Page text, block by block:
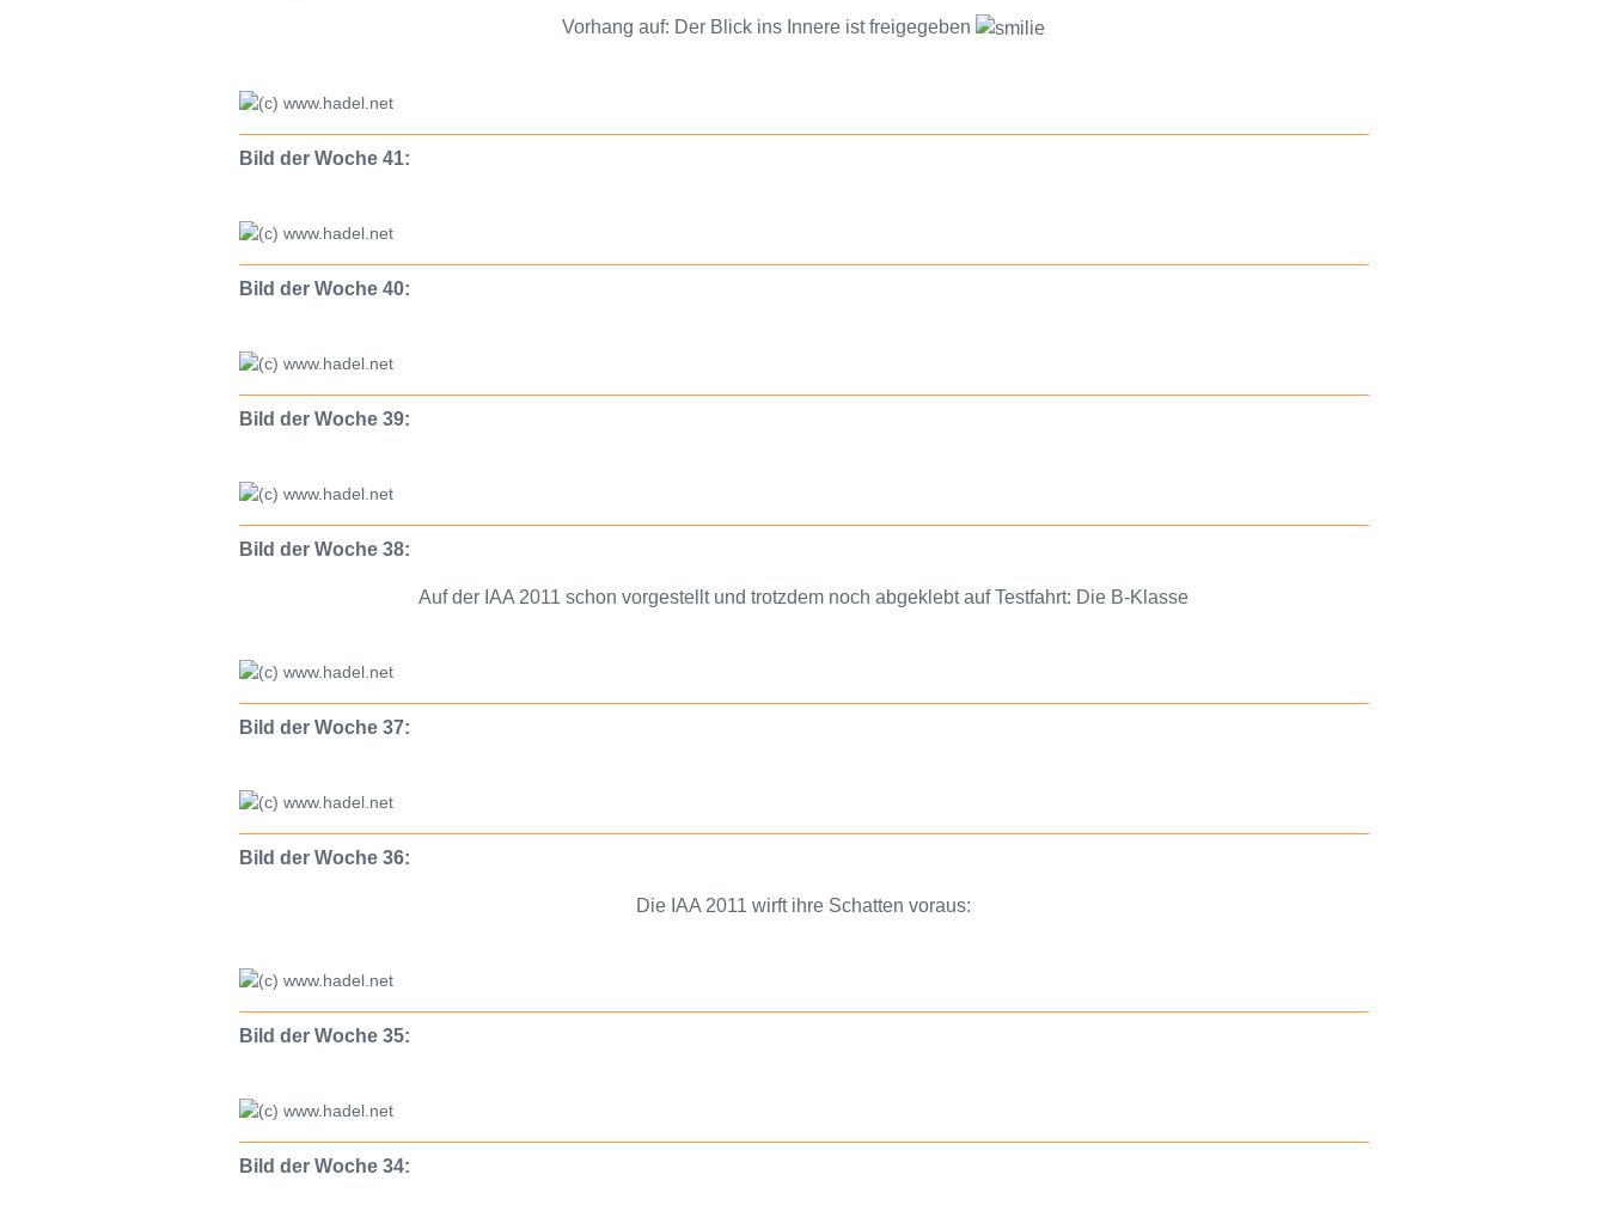
Vorhang auf: Der Blick ins Innere ist freigegeben
Bild der Woche 41:
Bild der Woche 40:
Bild der Woche 39:
Bild der Woche 38:
Auf der IAA 2011 schon vorgestellt und trotzdem noch abgeklebt auf Testfahrt: Die B-Klasse
Bild der Woche 37:
Bild der Woche 36:
Die IAA 2011 wirft ihre Schatten voraus:
Bild der Woche 35:
Bild der Woche 34: